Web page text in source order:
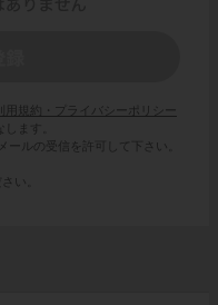
用規約・プライバシーポリシー
します。
ールの受信を許可して下さい。
い。